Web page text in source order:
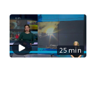
25 min